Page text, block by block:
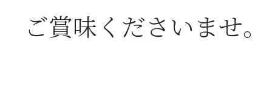
ご賞味くださいませ。